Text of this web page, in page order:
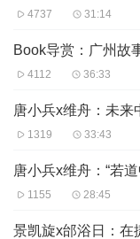
4737 31:14
4112 36:33
1319 33:43
1155 28:45